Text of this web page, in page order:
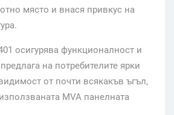
място и внася привкус на
осигурява функционалност и
на потребителите ярки
от почти всякакъв ъгъл,
MVA панелната